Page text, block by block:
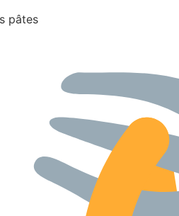
pâtes